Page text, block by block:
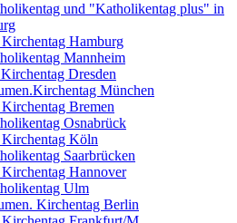
und "Katholikentag plus" in
Hamburg
Mannheim
Dresden
München
Bremen
Osnabrück
Köln
Saarbrücken
Hannover
Ulm
Kirchentag Berlin